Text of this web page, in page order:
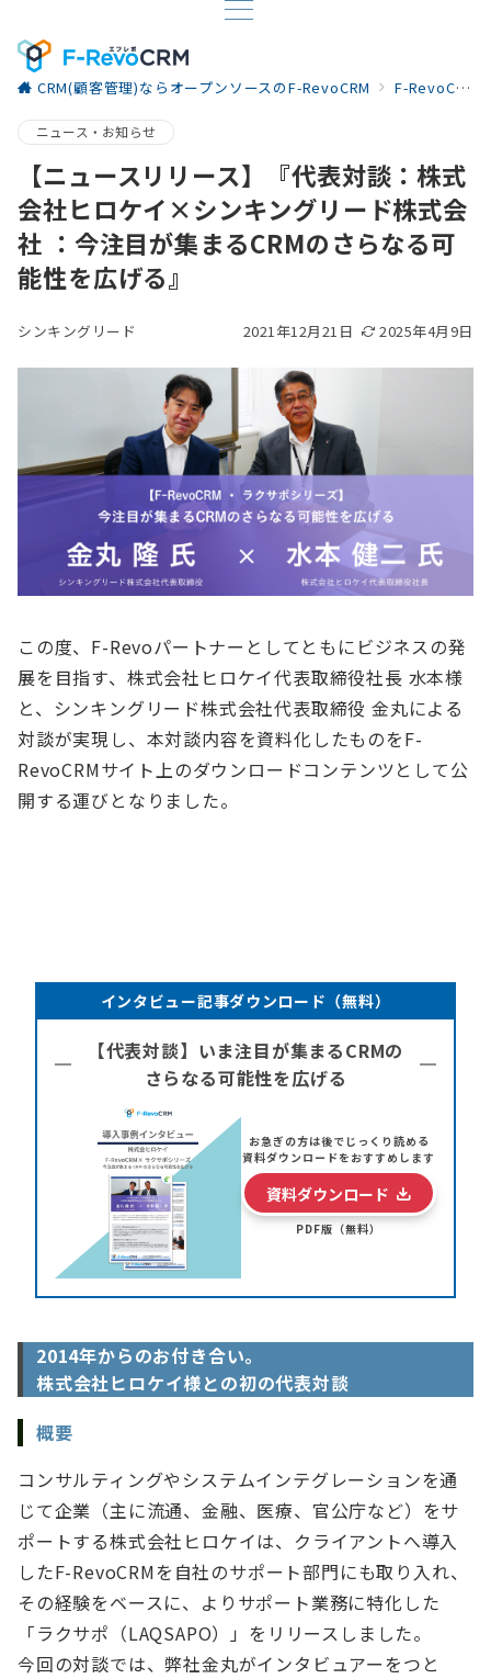
CRM(顧客管理)ならオープンソースのF-RevoCRM F-RevoCRM お役立ち情報
ニュース・お知らせ
【ニュースリリース】『代表対談：株式
会社ヒロケイ×シンキングリード株式会
社 ：今注目が集まるCRMのさらなる可
能性を広げる』
2021年12月21日 2025年4月9日
シンキングリード
この度、F-Revoパートナーとしてともにビジネスの発
展を目指す、株式会社ヒロケイ代表取締役社長 水本様
と、シンキングリード株式会社代表取締役 金丸による
対談が実現し、本対談内容を資料化したものをF-
RevoCRMサイト上のダウンロードコンテンツとして公
開する運びとなりました。
インタビュー記事ダウンロード（無料）
【代表対談】いま注目が集まるCRMの
さらなる可能性を広げる
お急ぎの方は後でじっくり読める
資料ダウンロードをおすすめします
資料ダウンロード
PDF版（無料）
2014年からのお付き合い。
株式会社ヒロケイ様との初の代表対談
概要
コンサルティングやシステムインテグレーションを通
じて企業（主に流通、金融、医療、官公庁など）をサ
ポートする株式会社ヒロケイは、クライアントへ導入
したF-RevoCRMを自社のサポート部門にも取り入れ、
その経験をベースに、よりサポート業務に特化した
「ラクサポ（LAQSAPO）」をリリースしました。
今回の対談では、弊社金丸がインタビュアーをつと